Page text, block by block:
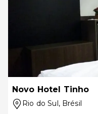
Novo Hotel Tinho
Rio do Sul, Brésil